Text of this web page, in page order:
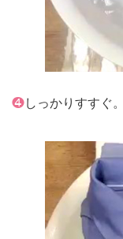
❹しっかりすすぐ。